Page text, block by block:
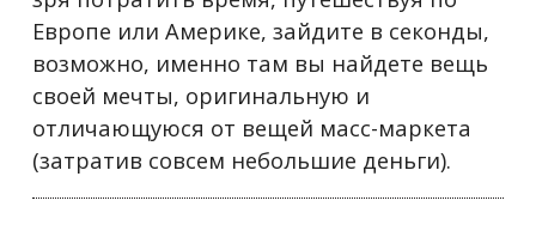
Европе или Америке, зайдите в секонды,
возможно, именно там вы найдете вещь
своей мечты, оригинальную и
отличающуюся от вещей масс-маркета
(затратив совсем небольшие деньги).